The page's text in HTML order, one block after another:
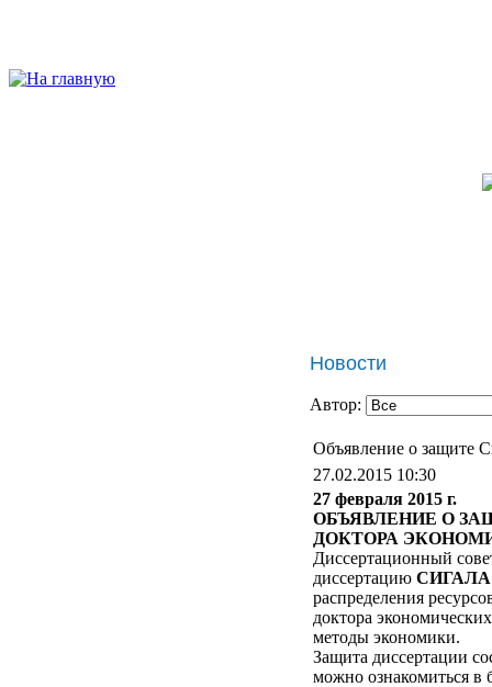
Новости
Автор:
Объявление о защите
27.02.2015 10:30
27 февраля 2015 г.
ОБЪЯВЛЕНИЕ О
ДОКТОРА
Диссертационный
диссертацию СИГАЛА
распределения
доктора
методы экономики.
Защита диссертации
можно ознакомиться